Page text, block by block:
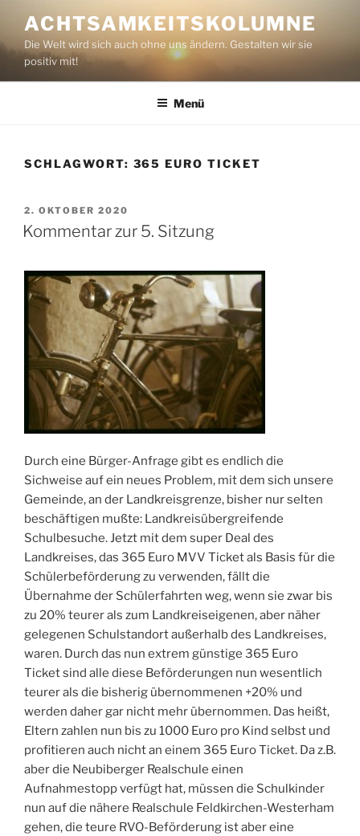
Inhalt
springen
ACHTSAMKEITSKOLUMNE
Die Welt wird sich auch ohne uns ändern. Gestalten wir sie
positiv mit!
Menü
SCHLAGWORT: 365 EURO TICKET
VERÖFFENTLICHT
AM
2. OKTOBER 2020
Kommentar zur 5. Sitzung
Durch eine Bürger-Anfrage gibt es endlich die
Sichweise auf ein neues Problem, mit dem sich unsere
Gemeinde, an der Landkreisgrenze, bisher nur selten
beschäftigen mußte: Landkreisübergreifende
Schulbesuche. Jetzt mit dem super Deal des
Landkreises, das 365 Euro MVV Ticket als Basis für die
Schülerbeförderung zu verwenden, fällt die
Übernahme der Schülerfahrten weg, wenn sie zwar bis
zu 20% teurer als zum Landkreiseigenen, aber näher
gelegenen Schulstandort außerhalb des Landkreises,
waren. Durch das nun extrem günstige 365 Euro
Ticket sind alle diese Beförderungen nun wesentlich
teurer als die bisherig übernommenen +20% und
werden daher gar nicht mehr übernommen. Das heißt,
Eltern zahlen nun bis zu 1000 Euro pro Kind selbst und
profitieren auch nicht an einem 365 Euro Ticket. Da z.B.
aber die Neubiberger Realschule einen
Aufnahmestopp verfügt hat, müssen die Schulkinder
nun auf die nähere Realschule Feldkirchen-Westerham
gehen, die teure RVO-Beförderung ist aber eine